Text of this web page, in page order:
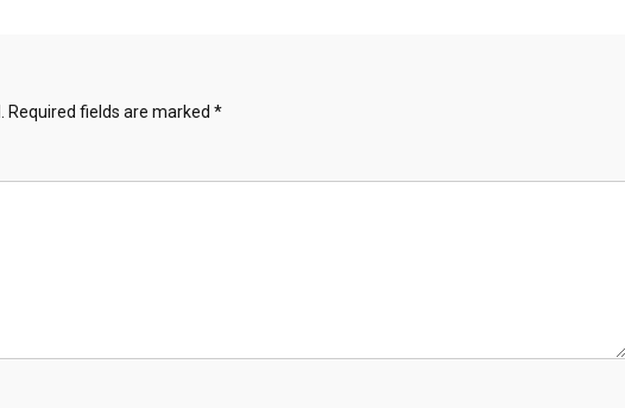
Required fields are marked *